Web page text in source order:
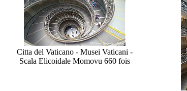
Citta del Vaticano - Musei Vaticani -
Scala Elicoidale Momovu 660 fois